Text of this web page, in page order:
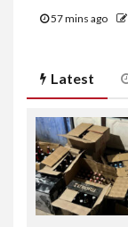
57 mins ago
Latest